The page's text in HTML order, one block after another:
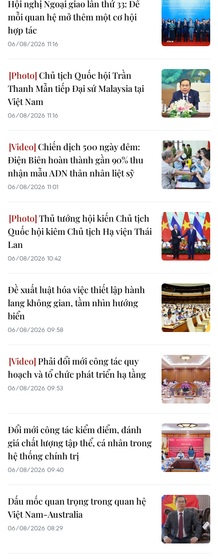
Hội nghị Ngoại giao lần thứ 33: Để
mỗi quan hệ mở thêm một cơ hội
hợp tác
06/08/2026 11:16
Chủ tịch Quốc hội Trần
Thanh Mẫn tiếp Đại sứ Malaysia tại
Việt Nam
06/08/2026 11:16
Chiến dịch 500 ngày đêm:
Điện Biên hoàn thành gần 90% thu
nhận mẫu ADN thân nhân liệt sỹ
06/08/2026 11:01
Thủ tướng hội kiến Chủ tịch
Quốc hội kiêm Chủ tịch Hạ viện Thái
Lan
06/08/2026 10:42
Đề xuất luật hóa việc thiết lập hành
lang không gian, tầm nhìn hướng
biển
06/08/2026 09:58
Phải đổi mới công tác quy
hoạch và tổ chức phát triển hạ tầng
06/08/2026 09:53
Đổi mới công tác kiểm điểm, đánh
giá chất lượng tập thể, cá nhân trong
hệ thống chính trị
06/08/2026 09:40
Dấu mốc quan trọng trong quan hệ
Việt Nam-Australia
06/08/2026 08:29